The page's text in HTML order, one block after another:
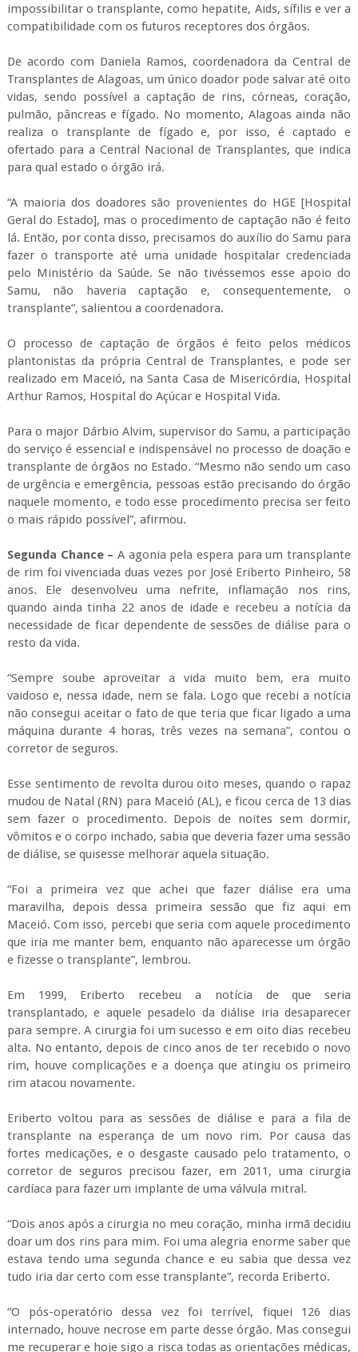
impossibilitar o transplante, como hepatite, Aids, sífilis e ver a
compatibilidade com os futuros receptores dos órgãos.
De acordo com Daniela Ramos, coordenadora da Central de
Transplantes de Alagoas, um único doador pode salvar até oito
vidas, sendo possível a captação de rins, córneas, coração,
pulmão, pâncreas e fígado. No momento, Alagoas ainda não
realiza o transplante de fígado e, por isso, é captado e
ofertado para a Central Nacional de Transplantes, que indica
para qual estado o órgão irá.
“A maioria dos doadores são provenientes do HGE [Hospital
Geral do Estado], mas o procedimento de captação não é feito
lá. Então, por conta disso, precisamos do auxílio do Samu para
fazer o transporte até uma unidade hospitalar credenciada
pelo Ministério da Saúde. Se não tivéssemos esse apoio do
Samu, não haveria captação e, consequentemente, o
transplante”, salientou a coordenadora.
O processo de captação de órgãos é feito pelos médicos
plantonistas da própria Central de Transplantes, e pode ser
realizado em Maceió, na Santa Casa de Misericórdia, Hospital
Arthur Ramos, Hospital do Açúcar e Hospital Vida.
Para o major Dárbio Alvim, supervisor do Samu, a participação
do serviço é essencial e indispensável no processo de doação e
transplante de órgãos no Estado. “Mesmo não sendo um caso
de urgência e emergência, pessoas estão precisando do órgão
naquele momento, e todo esse procedimento precisa ser feito
o mais rápido possível”, afirmou.
Segunda Chance – A agonia pela espera para um transplante
de rim foi vivenciada duas vezes por José Eriberto Pinheiro, 58
anos. Ele desenvolveu uma nefrite, inflamação nos rins,
quando ainda tinha 22 anos de idade e recebeu a notícia da
necessidade de ficar dependente de sessões de diálise para o
resto da vida.
“Sempre soube aproveitar a vida muito bem, era muito
vaidoso e, nessa idade, nem se fala. Logo que recebi a notícia
não consegui aceitar o fato de que teria que ficar ligado a uma
máquina durante 4 horas, três vezes na semana”, contou o
corretor de seguros.
Esse sentimento de revolta durou oito meses, quando o rapaz
mudou de Natal (RN) para Maceió (AL), e ficou cerca de 13 dias
sem fazer o procedimento. Depois de noites sem dormir,
vômitos e o corpo inchado, sabia que deveria fazer uma sessão
de diálise, se quisesse melhorar aquela situação.
“Foi a primeira vez que achei que fazer diálise era uma
maravilha, depois dessa primeira sessão que fiz aqui em
Maceió. Com isso, percebi que seria com aquele procedimento
que iria me manter bem, enquanto não aparecesse um órgão
e fizesse o transplante”, lembrou.
Em 1999, Eriberto recebeu a notícia de que seria
transplantado, e aquele pesadelo da diálise iria desaparecer
para sempre. A cirurgia foi um sucesso e em oito dias recebeu
alta. No entanto, depois de cinco anos de ter recebido o novo
rim, houve complicações e a doença que atingiu os primeiro
rim atacou novamente.
Eriberto voltou para as sessões de diálise e para a fila de
transplante na esperança de um novo rim. Por causa das
fortes medicações, e o desgaste causado pelo tratamento, o
corretor de seguros precisou fazer, em 2011, uma cirurgia
cardíaca para fazer um implante de uma válvula mitral.
“Dois anos após a cirurgia no meu coração, minha irmã decidiu
doar um dos rins para mim. Foi uma alegria enorme saber que
estava tendo uma segunda chance e eu sabia que dessa vez
tudo iria dar certo com esse transplante”, recorda Eriberto.
“O pós-operatório dessa vez foi terrível, fiquei 126 dias
internado, houve necrose em parte desse órgão. Mas consegui
me recuperar e hoje sigo a risca todas as orientações médicas,